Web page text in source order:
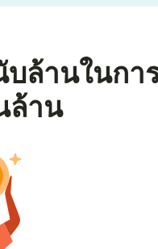
ล้านในกา
ล้าน